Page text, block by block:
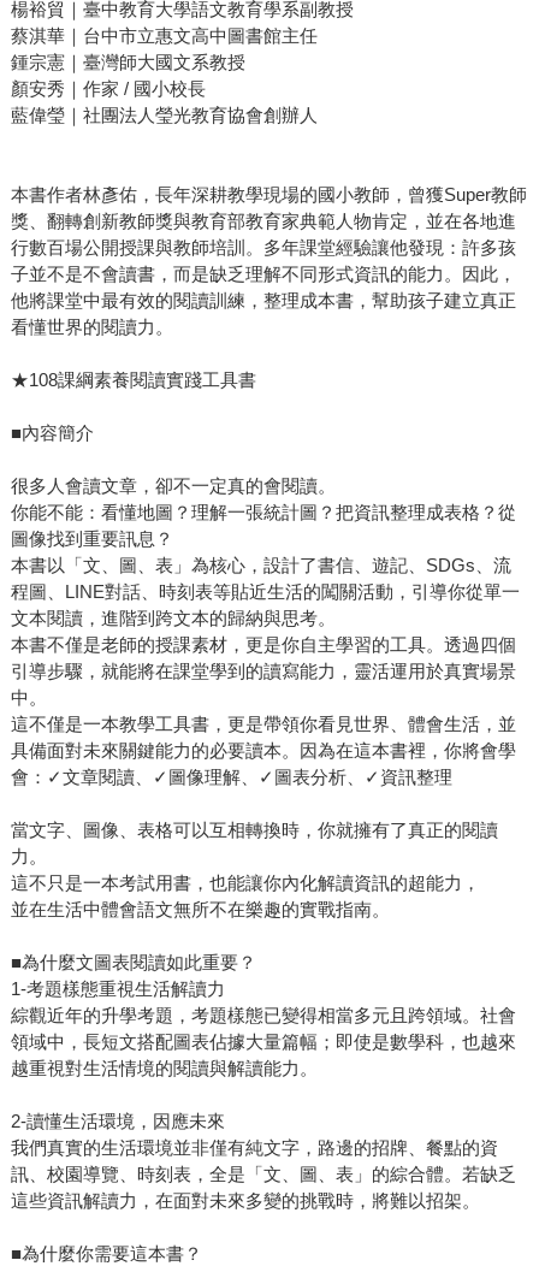
楊裕貿｜臺中教育大學語文教育學系副教授
蔡淇華｜台中市立惠文高中圖書館主任
鍾宗憲｜臺灣師大國文系教授
顏安秀｜作家 / 國小校長
藍偉瑩｜社團法人瑩光教育協會創辦人
本書作者林彥佑，長年深耕教學現場的國小教師，曾獲Super教師
獎、翻轉創新教師獎與教育部教育家典範人物肯定，並在各地進
行數百場公開授課與教師培訓。多年課堂經驗讓他發現：許多孩
子並不是不會讀書，而是缺乏理解不同形式資訊的能力。因此，
他將課堂中最有效的閱讀訓練，整理成本書，幫助孩子建立真正
看懂世界的閱讀力。
★108課綱素養閱讀實踐工具書
■內容簡介
很多人會讀文章，卻不一定真的會閱讀。
你能不能：看懂地圖？理解一張統計圖？把資訊整理成表格？從
圖像找到重要訊息？
本書以「文、圖、表」為核心，設計了書信、遊記、SDGs、流
程圖、LINE對話、時刻表等貼近生活的闖關活動，引導你從單一
文本閱讀，進階到跨文本的歸納與思考。
本書不僅是老師的授課素材，更是你自主學習的工具。透過四個
引導步驟，就能將在課堂學到的讀寫能力，靈活運用於真實場景
中。
這不僅是一本教學工具書，更是帶領你看見世界、體會生活，並
具備面對未來關鍵能力的必要讀本。因為在這本書裡，你將會學
會：✓文章閱讀、✓圖像理解、✓圖表分析、✓資訊整理
當文字、圖像、表格可以互相轉換時，你就擁有了真正的閱讀
力。
這不只是一本考試用書，也能讓你內化解讀資訊的超能力，
並在生活中體會語文無所不在樂趣的實戰指南。
■為什麼文圖表閱讀如此重要？
1-考題樣態重視生活解讀力
綜觀近年的升學考題，考題樣態已變得相當多元且跨領域。社會
領域中，長短文搭配圖表佔據大量篇幅；即使是數學科，也越來
越重視對生活情境的閱讀與解讀能力。
2-讀懂生活環境，因應未來
我們真實的生活環境並非僅有純文字，路邊的招牌、餐點的資
訊、校園導覽、時刻表，全是「文、圖、表」的綜合體。若缺乏
這些資訊解讀力，在面對未來多變的挑戰時，將難以招架。
■為什麼你需要這本書？